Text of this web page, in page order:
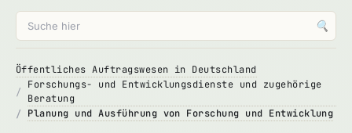
🔍
Öffentliches Auftragswesen in Deutschland
Forschungs- und Entwicklungsdienste und zugehörige
Beratung
Planung und Ausführung von Forschung und Entwicklung